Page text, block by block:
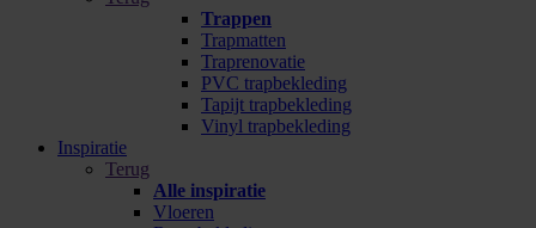
Trappen
Trapmatten
Traprenovatie
PVC trapbekleding
Tapijt trapbekleding
Vinyl trapbekleding
Inspiratie
Terug
Alle inspiratie
Vloeren